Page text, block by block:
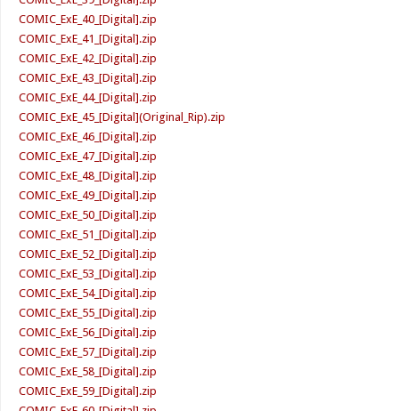
COMIC_ExE_40_[Digital].zip
COMIC_ExE_41_[Digital].zip
COMIC_ExE_42_[Digital].zip
COMIC_ExE_43_[Digital].zip
COMIC_ExE_44_[Digital].zip
COMIC_ExE_45_[Digital](Original_Rip).zip
COMIC_ExE_46_[Digital].zip
COMIC_ExE_47_[Digital].zip
COMIC_ExE_48_[Digital].zip
COMIC_ExE_49_[Digital].zip
COMIC_ExE_50_[Digital].zip
COMIC_ExE_51_[Digital].zip
COMIC_ExE_52_[Digital].zip
COMIC_ExE_53_[Digital].zip
COMIC_ExE_54_[Digital].zip
COMIC_ExE_55_[Digital].zip
COMIC_ExE_56_[Digital].zip
COMIC_ExE_57_[Digital].zip
COMIC_ExE_58_[Digital].zip
COMIC_ExE_59_[Digital].zip